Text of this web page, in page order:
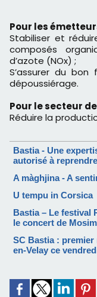
Pour les
Stabiliser et
composés
d’azote (NOx) ;
S’assurer du
dépoussiérage.
Pour le secteur
Réduire la
Bastia - Une
autorisé à
A màghjina - A
U tempu in Corsica
Bastia – Le festival
le concert de
SC Bastia : premier
en-Velay ce